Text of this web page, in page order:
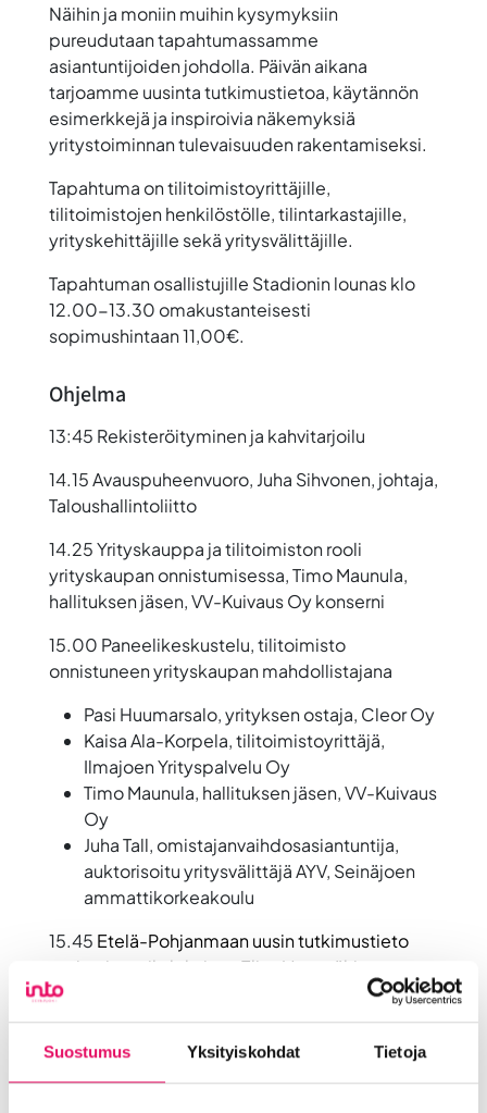
Suostumus Yksityiskohdat Tietoja
Näihin ja moniin muihin kysymyksiin
pureudutaan tapahtumassamme
asiantuntijoiden johdolla. Päivän aikana
tarjoamme uusinta tutkimustietoa, käytännön
esimerkkejä ja inspiroivia näkemyksiä
yritystoiminnan tulevaisuuden rakentamiseksi.
Tapahtuma on tilitoimistoyrittäjille,
tilitoimistojen henkilöstölle, tilintarkastajille,
yrityskehittäjille sekä yritysvälittäjille.
Tapahtuman osallistujille Stadionin lounas klo
12.00-13.30 omakustanteisesti
sopimushintaan 11,00€.
Ohjelma
13:45 Rekisteröityminen ja kahvitarjoilu
14.15 Avauspuheenvuoro, Juha Sihvonen, johtaja,
Taloushallintoliitto
14.25 Yrityskauppa ja tilitoimiston rooli
yrityskaupan onnistumisessa, Timo Maunula,
hallituksen jäsen, VV-Kuivaus Oy konserni
15.00 Paneelikeskustelu, tilitoimisto
onnistuneen yrityskaupan mahdollistajana
Pasi Huumarsalo, yrityksen ostaja, Cleor Oy
Kaisa Ala-Korpela, tilitoimistoyrittäjä,
Ilmajoen Yrityspalvelu Oy
Timo Maunula, hallituksen jäsen, VV-Kuivaus
Oy
Juha Tall, omistajanvaihdosasiantuntija,
auktorisoitu yritysvälittäjä AYV, Seinäjoen
ammattikorkeakoulu
15.45 Etelä-Pohjanmaan uusin tutkimustieto
omistajanvaihdoksista, Elina Varamäki,
vararehtori, Seinäjoen ammattikorkeakoulu
16.30 Tilaisuus päättyy